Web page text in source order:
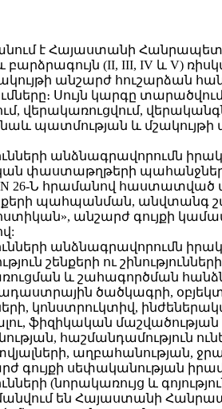
է Հայաստանի
(II, III, IV և V)
անշարժ հուշարձան
Սույն կարգը
վերակառուցվում,
պատմության և մշակույթի
անձնագրավորումն
փաստաթղթերի
N 26-Ն հրամանով
պահպանման, անվտանգ
անշարժ գույքի
անձնագրավորումն
շենքերի ու
և շահագործման
ծածկագրի,
կոնստրուկտիվ,
ֆիզիկական
հաշմանդամություն
աղբահանության,
գույքի սեփականության
(նորակառույց և
են Հայաստանի